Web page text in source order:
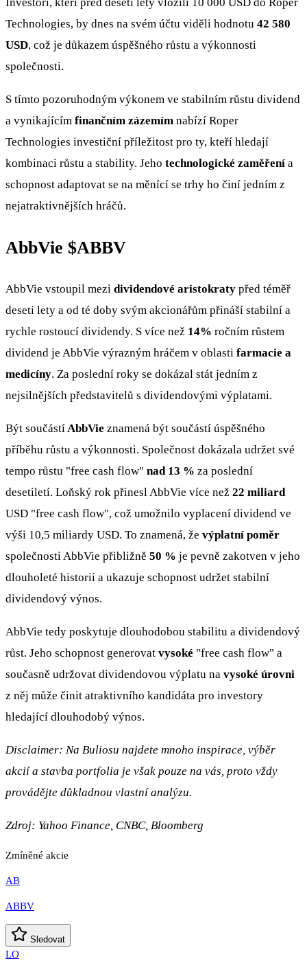
Technologies, by dnes na svém účtu viděli hodnotu 42 580
USD, což je důkazem úspěšného růstu a výkonnosti
společnosti.
S tímto pozoruhodným výkonem ve stabilním růstu dividend
a vynikajícím finančním zázemím nabízí Roper
Technologies investiční příležitost pro ty, kteří hledají
kombinaci růstu a stability. Jeho technologické zaměření a
schopnost adaptovat se na měnící se trhy ho činí jedním z
nejatraktivnějších hráčů.
AbbVie $ABBV
AbbVie vstoupil mezi dividendové aristokraty před téměř
deseti lety a od té doby svým akcionářům přináší stabilní a
rychle rostoucí dividendy. S více než 14% ročním růstem
dividend je AbbVie výrazným hráčem v oblasti farmacie a
medicíny. Za poslední roky se dokázal stát jedním z
nejsilnějších představitelů s dividendovými výplatami.
Být součástíAbbVie znamená být součástí úspěšného
příběhu růstu a výkonnosti. Společnost dokázala udržet své
tempo růstu "free cash flow" nad 13 % za poslední
desetiletí. Loňský rok přinesl AbbVie více než 22 miliard
USD "free cash flow", což umožnilo vyplacení dividend ve
výši 10,5 miliardy USD. To znamená, že výplatní poměr
společnosti AbbVie přibližně 50 % je pevně zakotven v jeho
dlouholeté historii a ukazuje schopnost udržet stabilní
dividendový výnos.
AbbVie tedy poskytuje dlouhodobou stabilitu a dividendový
růst. Jeho schopnost generovat vysoké "free cash flow" a
současně udržovat dividendovou výplatu na vysoké úrovni
z něj může činit atraktivního kandidáta pro investory
hledající dlouhodobý výnos.
Disclaimer: Na Buliosu najdete mnoho inspirace, výběr
akcií a stavba portfolia je však pouze na vás, proto vždy
provádějte důkladnou vlastní analýzu.
Zdroj: Yahoo Finance, CNBC, Bloomberg
Zmíněné akcie
AB
ABBV
Sledovat
LO